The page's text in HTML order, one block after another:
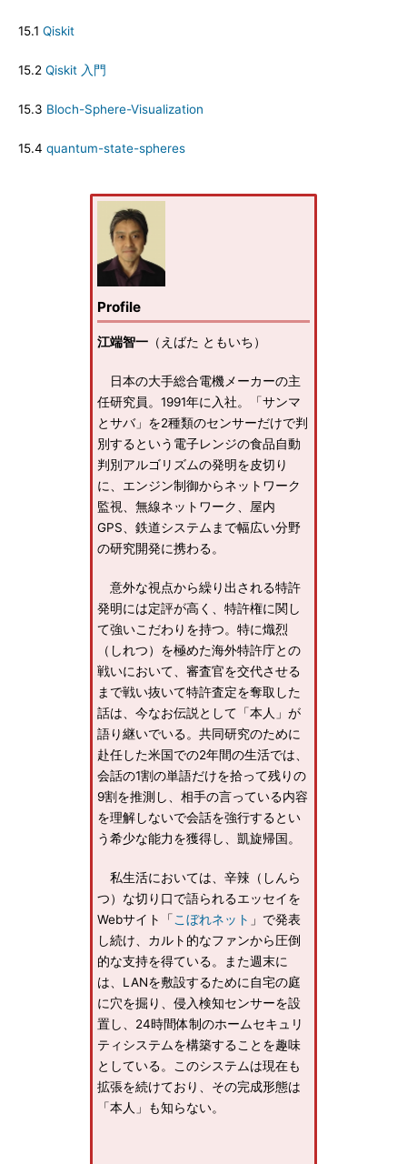
15.1 Qiskit
15.2 Qiskit 入門
15.3 Bloch-Sphere-Visualization
15.4 quantum-state-spheres
Profile
江端智一 （えばた ともいち）
日本の大手総合電機メーカーの主
任研究員。1991年に入社。「サンマ
とサバ」を2種類のセンサーだけで判
別するという電子レンジの食品自動
判別アルゴリズムの発明を皮切り
に、エンジン制御からネットワーク
監視、無線ネットワーク、屋内
GPS、鉄道システムまで幅広い分野
の研究開発に携わる。
意外な視点から繰り出される特許
発明には定評が高く、特許権に関し
て強いこだわりを持つ。特に熾烈
（しれつ）を極めた海外特許庁との
戦いにおいて、審査官を交代させる
まで戦い抜いて特許査定を奪取した
話は、今なお伝説として「本人」が
語り継いでいる。共同研究のために
赴任した米国での2年間の生活では、
会話の1割の単語だけを拾って残りの
9割を推測し、相手の言っている内容
を理解しないで会話を強行するとい
う希少な能力を獲得し、凱旋帰国。
私生活においては、辛辣（しんら
つ）な切り口で語られるエッセイを
Webサイト「 こぼれネット 」で発表
し続け、カルト的なファンから圧倒
的な支持を得ている。また週末に
は、LANを敷設するために自宅の庭
に穴を掘り、侵入検知センサーを設
置し、24時間体制のホームセキュリ
ティシステムを構築することを趣味
としている。このシステムは現在も
拡張を続けており、その完成形態は
「本人」も知らない。